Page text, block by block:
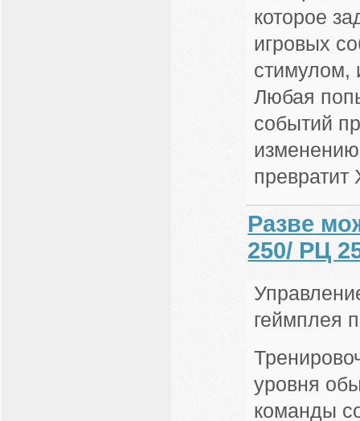
которое
игровых
стимулом,
Любая
событий
превратит
Разве
250/ РЦ
геймплея
уровня
команды